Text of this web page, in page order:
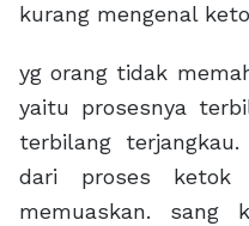
kurang mengenal
yg orang tidak
yaitu prosesnya
terbilang
dari proses ketok
memuaskan. sang